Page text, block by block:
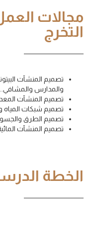
مجالات
التخرج
تصميم المنشآت
والمدارس
تصميم المنشآت
تصميم شبكات المياه
تصميم الطرق
تصميم المنشآت
الخطة